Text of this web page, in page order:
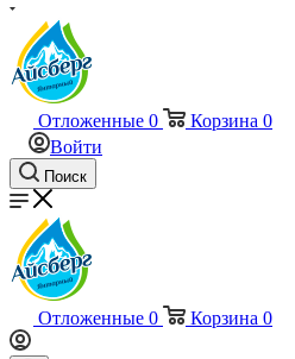
Отложенные 0 Корзина 0
Войти
Поиск
Отложенные 0 Корзина 0